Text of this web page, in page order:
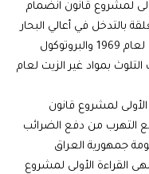
لمشروع قانون انضمام
بالتدخل في أعالي البحار
في حالة وقوع حوادث مسببة للتلوث الزيتي لعام 1969 والبروتوكول
بمواد غير الزيت لعام
لمشروع قانون
التهرب من دفع الضرائب
جمهورية العراق
القراءة الأولى لمشروع